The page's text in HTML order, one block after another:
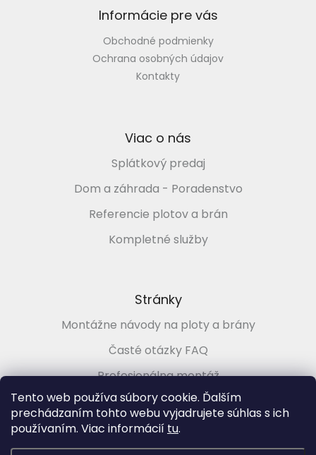
Tento web používa súbory cookie. Ďalším
prechádzaním tohto webu vyjadrujete súhlas s ich
používaním. Viac informácií tu.
Informácie pre vás
Obchodné podmienky
Ochrana osobných údajov
Kontakty
Viac o nás
Splátkový predaj
Dom a záhrada - Poradenstvo
Referencie plotov a brán
Kompletné služby
Stránky
Montážne návody na ploty a brány
Časté otázky FAQ
Profesionálna montáž
Poradenstvo zadarmo